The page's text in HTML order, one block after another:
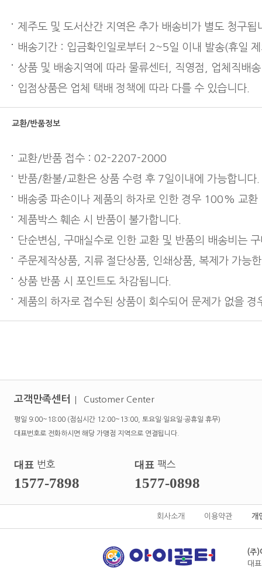
제주도 및 도서산간 지역은 추가 배송비가 별도 청구됩
배송기간 : 입금확인일로부터 2~5일 이내 발송(휴일
상품 및 배송지역에 따라 물류센터, 직영점, 업체직배
입점상품은 업체 택배 정책에 따라 다를 수 있습니다.
교환/반품정보
교환/반품 접수 : 02-2207-2000
반품/환불/교환은 상품 수령 후 7일이내에 가능합니다.
배송중 파손이나 제품의 하자로 인한 경우 100% 교환
제품박스 훼손 시 반품이 불가합니다.
단순변심, 구매실수로 인한 교환 및 반품의 배송비는
주문제작상품, 지류 절단상품, 인쇄상품, 복제가 가능
상품 반품 시 포인트도 차감됩니다.
제품의 하자로 접수된 상품이 회수되어 문제가 없을
고객만족센터 Customer Center
평일 9:00~18:00 (점심시간 12:00~13:00, 토요일·일요일·공휴일 휴무)
대표번호로 전화하시면 해당 가맹점 지역으로 연결됩니다.
대표 번호
1577-7898
대표 팩스
1577-0898
회사소개 이용약관 개
(주)
대